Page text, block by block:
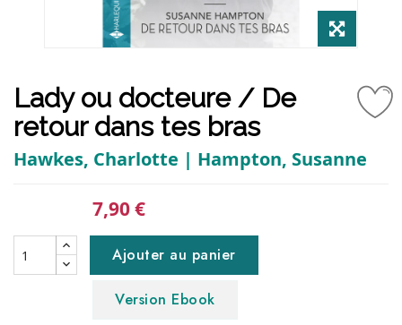
Lady ou docteure / De
retour dans tes bras
Hawkes, Charlotte | Hampton, Susanne
7,90 €
Ajouter au panier
Version Ebook